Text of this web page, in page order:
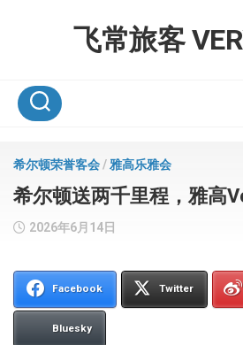
飞常旅客
希尔顿荣誉客会/雅高乐雅会
希尔顿送两千里程，雅高
2026年6月14日
Facebook Twitter
Bluesky